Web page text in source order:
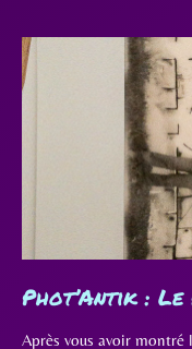
Phot’Antik :
Après vous avoir